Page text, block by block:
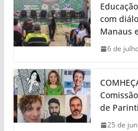
com
Manaus
6 de
de
25 de